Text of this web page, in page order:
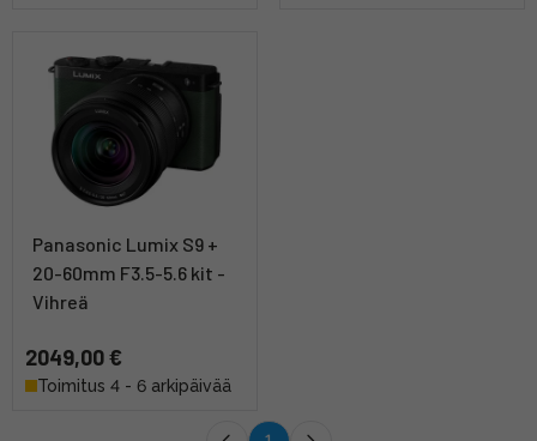
Panasonic Lumix S9 +
20-60mm F3.5-5.6 kit -
Vihreä
2049,00 €
Toimitus 4 - 6 arkipäivää